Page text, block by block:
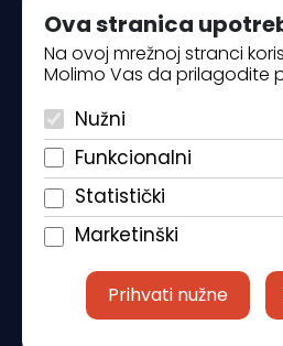
Ova stranica
Na ovoj mrežnoj stranci
Molimo Vas da prilagodite
Nužni
Funkcionalni
Statistički
Marketinški
Prihvati nužne
Piantade 41, 52440 Poreč
+385 98 184 4015
info@klickandbook.com